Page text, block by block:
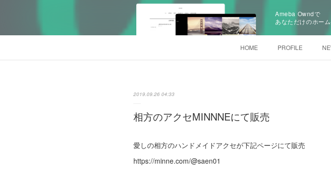
Ameba Owndで
あなただけのホー
HOME PROFILE
2019.09.26 04:33
相方のアクセMINNNEにて販売
愛しの相方のハンドメイドアクセが下記ページにて販売
https://minne.com/@saen01